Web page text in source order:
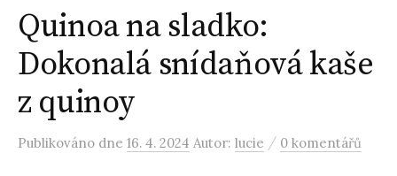
Quinoa na sladko:
Dokonalá snídaňová kaše
z quinoy
Publikováno dne 16. 4. 2024 Autor: lucie / 0 komentářů